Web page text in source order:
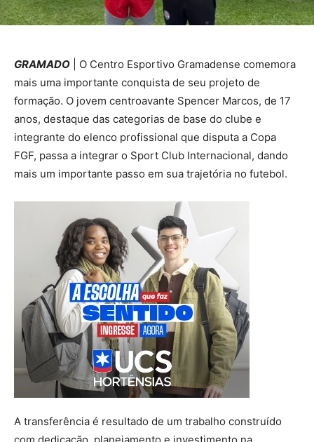
GRAMADO | O Centro Esportivo Gramadense comemora
mais uma importante conquista de seu projeto de
formação. O jovem centroavante Spencer Marcos, de 17
anos, destaque das categorias de base do clube e
integrante do elenco profissional que disputa a Copa
FGF, passa a integrar o Sport Club Internacional, dando
mais um importante passo em sua trajetória no futebol.
A transferência é resultado de um trabalho construído